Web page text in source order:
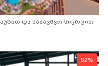
და საბავშვო სივრცით
52%